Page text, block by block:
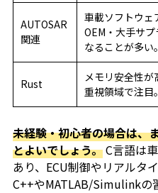
AUTOSAR
関連
車載ソフトウェ
OEM・大手サ
なることが多い。
Rust
メモリ安全性
重視領域で注目。
未経験・初心者の場合は、
とよいでしょう。C言語は
あり、ECU制御やリアルタ
C++やMATLAB/Simulinkの